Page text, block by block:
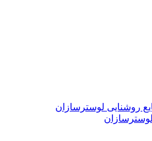
روشنایی لوسترسازان